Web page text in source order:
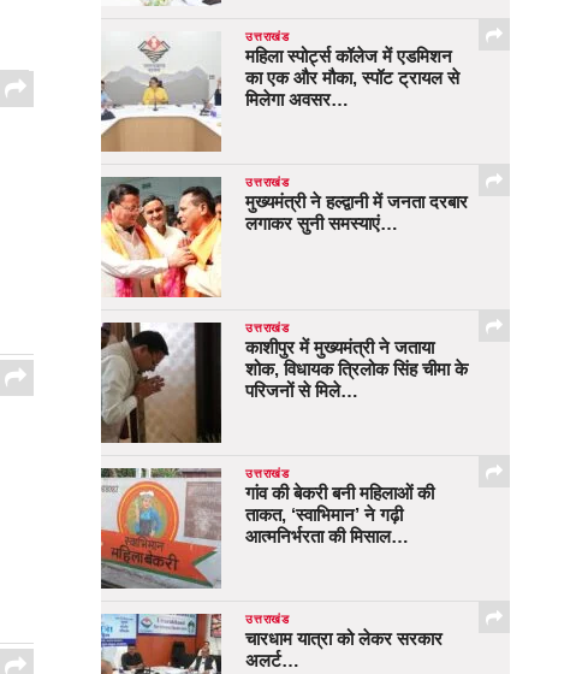
उत्तराखंड
महिला स्पोर्ट्स कॉलेज में एडमिशन
का एक और मौका, स्पॉट ट्रायल से
मिलेगा अवसर…
उत्तराखंड
मुख्यमंत्री ने हल्द्वानी में जनता दरबार
लगाकर सुनी समस्याएं…
उत्तराखंड
काशीपुर में मुख्यमंत्री ने जताया
शोक, विधायक त्रिलोक सिंह चीमा के
परिजनों से मिले…
उत्तराखंड
गांव की बेकरी बनी महिलाओं की
ताकत, ‘स्वाभिमान’ ने गढ़ी
आत्मनिर्भरता की मिसाल…
उत्तराखंड
चारधाम यात्रा को लेकर सरकार
अलर्ट…